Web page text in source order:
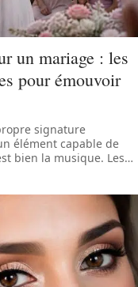
un mariage : les
pour émouvoir
signature
élément capable de
bien la musique. Les…